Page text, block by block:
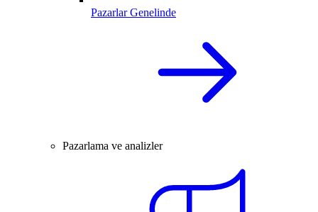
Pazarlar Genelinde
Pazarlama ve analizler